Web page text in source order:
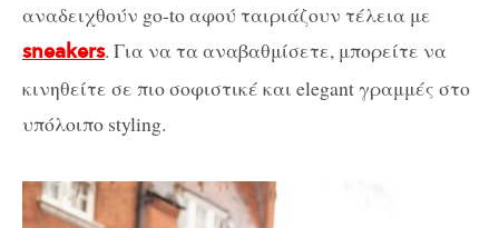
αναδειχθούν go-to αφού ταιριάζουν τέλεια με
sneakers. Για να τα αναβαθμίσετε, μπορείτε να
κινηθείτε σε πιο σοφιστικέ και elegant γραμμές στο
υπόλοιπο styling.